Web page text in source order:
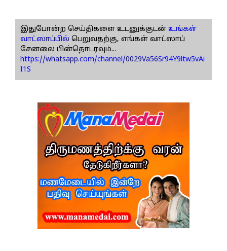
இதுபோன்ற செய்திகளை உடனுக்குடன் உங்கள்
வாட்ஸாப்பில் பெறுவதற்கு, எங்கள் வாட்ஸாப்
சேனலை பின்தொடரவும்...
https://whatsapp.com/channel/0029Va56Sr94Y9ltw5vAi
I1S